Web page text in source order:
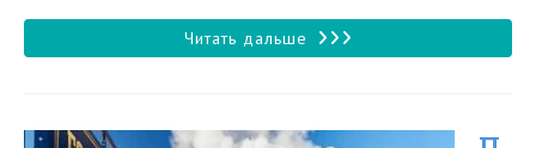
Читать дальше Как